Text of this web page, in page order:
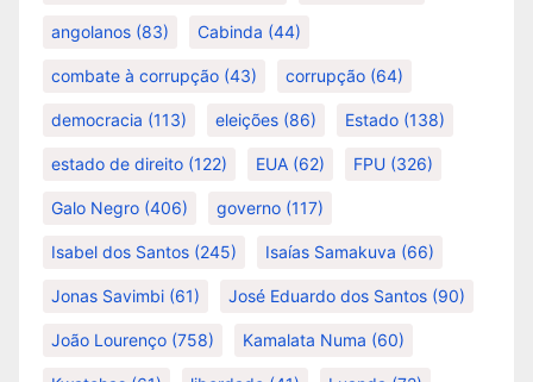
angolanos (83) Cabinda (44)
combate à corrupção (43) corrupção (64)
democracia (113) eleições (86) Estado (138)
estado de direito (122) EUA (62) FPU (326)
Galo Negro (406) governo (117)
Isabel dos Santos (245) Isaías Samakuva (66)
Jonas Savimbi (61) José Eduardo dos Santos (90)
João Lourenço (758) Kamalata Numa (60)